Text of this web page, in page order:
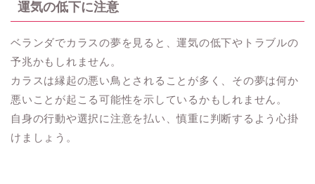
運気の低下に注意
ベランダでカラスの夢を見ると、運気の低下やトラブルの
予兆かもしれません。
カラスは縁起の悪い鳥とされることが多く、その夢は何か
悪いことが起こる可能性を示しているかもしれません。
自身の行動や選択に注意を払い、慎重に判断するよう心掛
けましょう。